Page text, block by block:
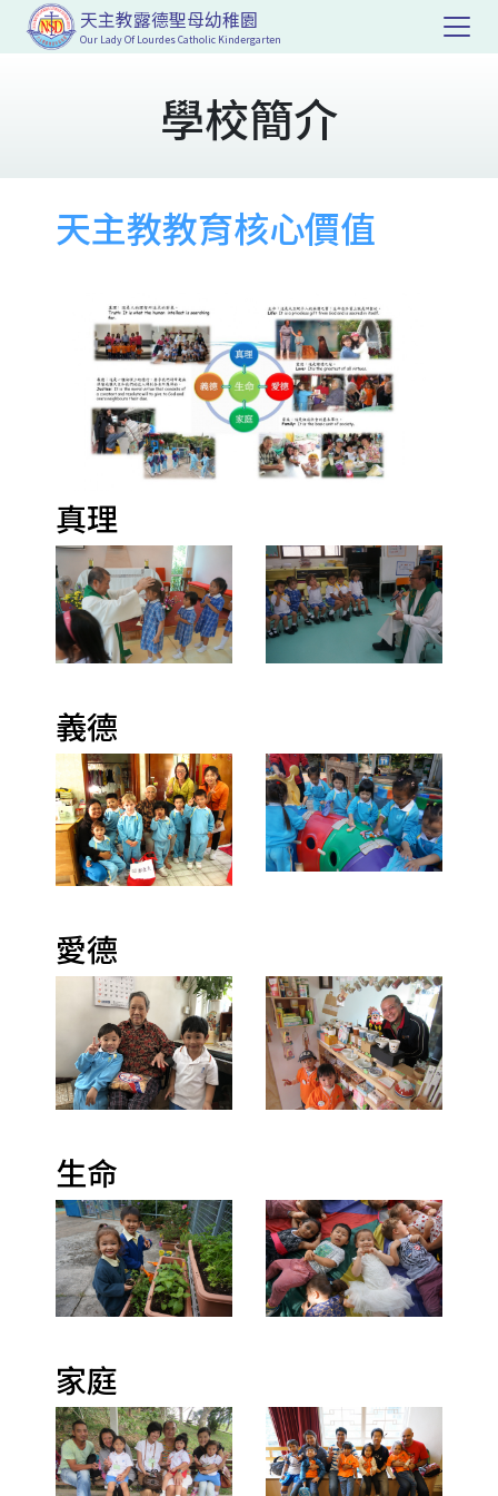
天主教露德聖母幼稚園
Our Lady Of Lourdes Catholic Kindergarten
學校簡介
天主教教育核心價值
真理
義德
愛德
生命
家庭